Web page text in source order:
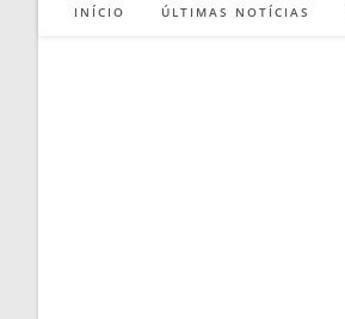
INÍCIO ÚLTIMAS NOTÍCIAS